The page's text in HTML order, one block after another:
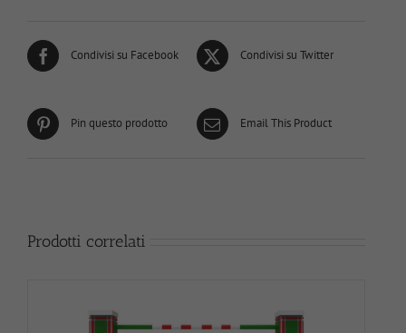
Condivisi su Facebook Condivisi su Twitter
Pin questo prodotto Email This Product
Prodotti correlati